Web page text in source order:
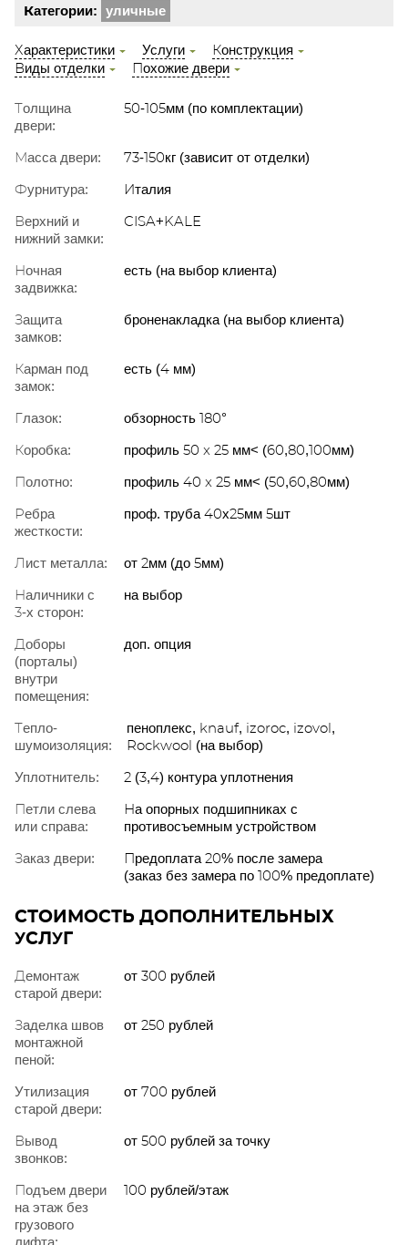
Категории: уличные
Характеристики Услуги
Конструкция
Виды отделки
Похожие двери
Толщина
двери:
50-105мм (по комплектации)
Масса двери:
73-150кг (зависит от отделки)
Фурнитура:
Италия
Верхний и
нижний замки:
CISA+KALE
Ночная
задвижка:
есть (на выбор клиента)
Защита
замков:
броненакладка (на выбор клиента)
Карман под
замок:
есть (4 мм)
Глазок:
обзорность 180°
Коробка:
профиль 50 x 25 мм< (60,80,100мм)
Полотно:
профиль 40 x 25 мм< (50,60,80мм)
Ребра
жесткости:
проф. труба 40х25мм 5шт
Лист металла:
от 2мм (до 5мм)
Наличники с
3-х сторон:
на выбор
Доборы
(порталы)
внутри
помещения:
доп. опция
Тепло-
шумоизоляция:
пеноплекс, knauf, izoroc, izovol,
Rockwool (на выбор)
Уплотнитель:
2 (3,4) контура уплотнения
Петли слева
или справа:
На опорных подшипниках с
противосъемным устройством
Заказ двери:
Предоплата 20% после замера
(заказ без замера по 100% предоплате)
СТОИМОСТЬ ДОПОЛНИТЕЛЬНЫХ
УСЛУГ
Демонтаж
старой двери:
от 300 рублей
Заделка швов
монтажной
пеной:
от 250 рублей
Утилизация
старой двери:
от 700 рублей
Вывод
звонков:
от 500 рублей за точку
Подъем двери
на этаж без
грузового
100 рублей/этаж